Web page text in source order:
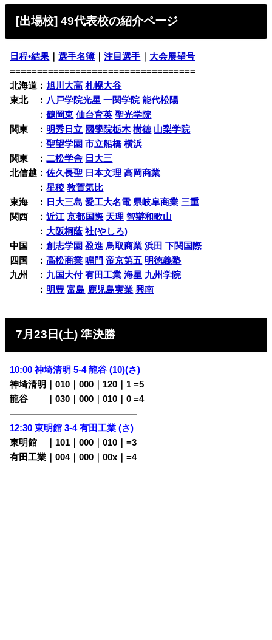
[出場校] 49代表校の紹介ページ
日程•結果 ｜選手名簿 ｜注目選手
大会展望号
==================================
北海道：旭川大高 札幌大谷
東北 ： 八戸学院光星 一関学院 能代松陽
：鶴岡東 仙台育英 聖光学院
関東 ： 明秀日立 國學院栃木 樹徳 山梨学院
：聖望学園 市立船橋 横浜
関東 ：二松学舎 日大三
北信越：佐久長聖 日本文理 高岡商業
：星稜 敦賀気比
東海 ：
日大三島 愛工大名電 県岐阜商業 三重
関西 ：近江 京都国際 天理 智辯和歌山
： 大阪桐蔭 社(やしろ)
中国 ：創志学園 盈進 鳥取商業 浜田 下関国際
四国 ：高松商業 鳴門 帝京第五 明徳義塾
九州 ： 九国大付 有田工業 海星 九州学院
： 明豊 富島 鹿児島実業 興南
7月23日(土) 準決勝
10:00 神埼清明 5-4 龍谷 (10)(さ)
神埼清明｜010｜000｜120｜1 =5
龍谷
｜030｜000｜010｜0 =4
——————————————
12:30 東明館 3-4 有田工業 (さ)
東明館
｜101｜000｜010｜=3
有田工業｜004｜000｜00x｜=4